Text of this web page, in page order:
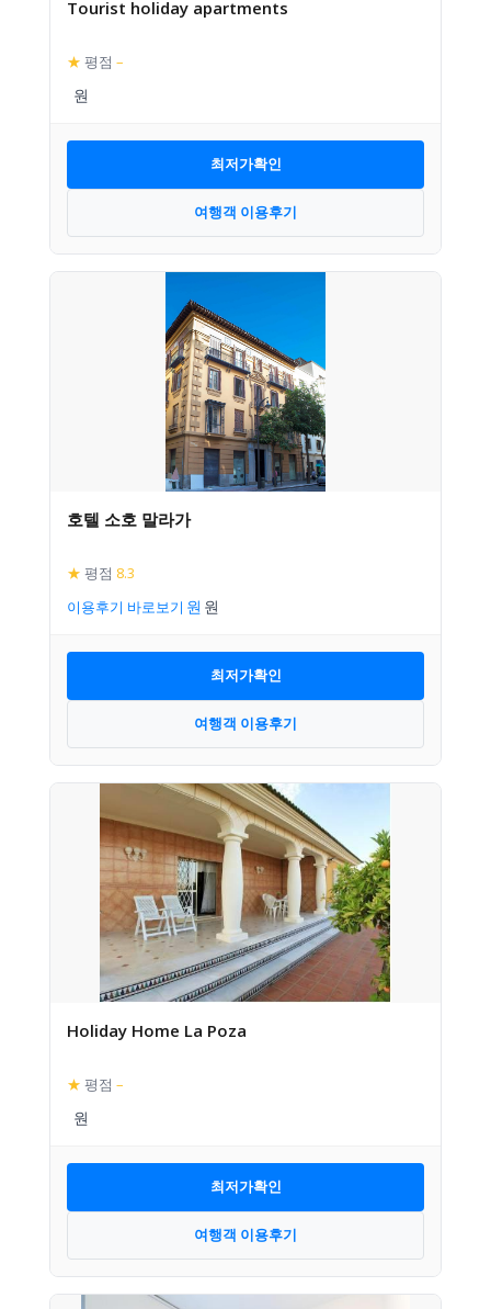
Tourist holiday apartments
★ 평점 –
최저가확인
여행객 이용후기
호텔 소호 말라가
★ 평점 8.3
이용후기 바로보기
최저가확인
여행객 이용후기
Holiday Home La Poza
★ 평점 –
최저가확인
여행객 이용후기